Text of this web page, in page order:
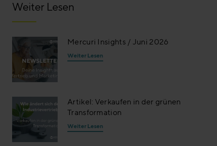
Weiter Lesen
Mercuri Insights / Juni 2026
Weiter Lesen
Artikel: Verkaufen in der grünen
Transformation
Weiter Lesen